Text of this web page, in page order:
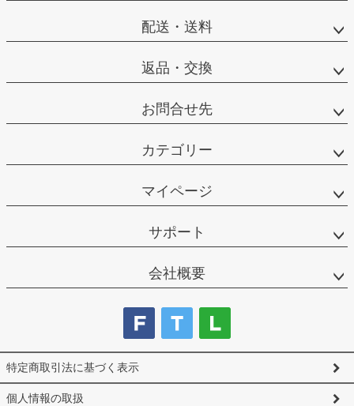
配送・送料
返品・交換
お問合せ先
カテゴリー
マイページ
サポート
会社概要
特定商取引法に基づく表示
個人情報の取扱